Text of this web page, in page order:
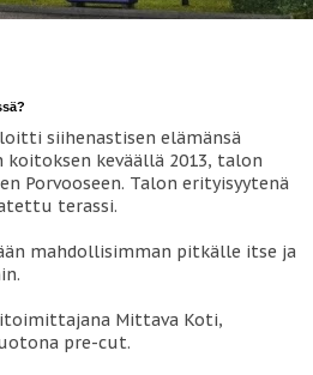
siihenastisen elämänsä
keväällä 2013, talon
Porvooseen. Talon erityisyytenä
terassi.
mahdollisimman pitkälle itse ja
Mittava Koti,
pre-cut.